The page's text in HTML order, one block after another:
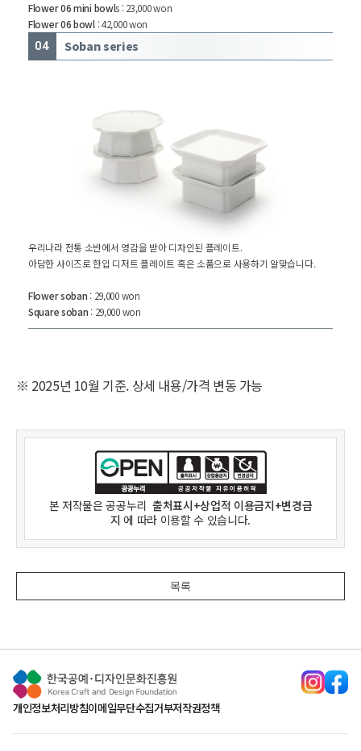
Flower 06 mini bowls : 23,000 won
Flower 06 bowl: 42,000 won
04 Soban series
우리나라 전통 소반에서 영감을 받아 디자인된 플레이트.
아담한 사이즈로 한입 디저트 플레이트 혹은 소품으로 사용하기 알맞습니다.
Flower soban : 29,000 won
Square soban : 29,000 won
※ 2025년 10월 기준. 상세 내용/가격 변동 가능
본 저작물은공공누리 출처표시+상업적 이용금지+변경금
지 에 따라 이용할 수 있습니다.
목록
개인정보처리방침이메일무단수집거부저작권정책